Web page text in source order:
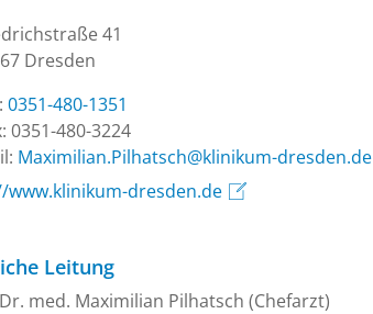
41
Dresden
0351-480-1351
0351-480-3224
ed.nedserd-mukinilk@hcstahliP.nailimixaM
dresden.de
Leitung
med. Maximilian Pilhatsch (Chefarzt)